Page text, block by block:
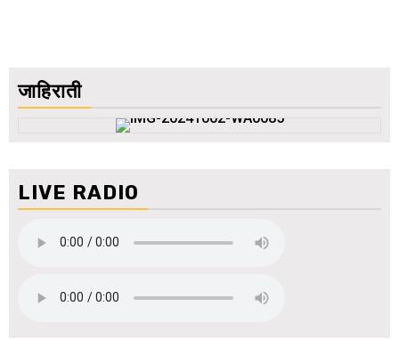
जाहिराती
LIVE RADIO